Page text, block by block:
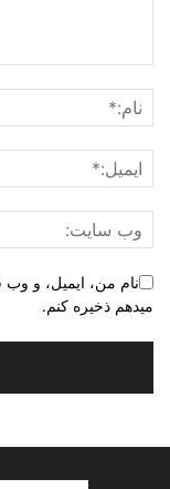
نام من، ایمیل، و وب
میدهم ذخیره کنم.